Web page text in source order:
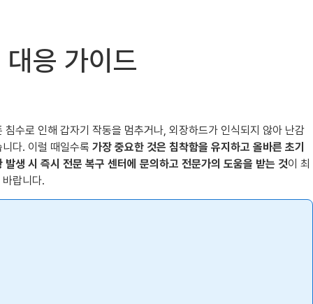
응 가이드
수로 인해 갑자기 작동을 멈추거나, 외장하드가 인식되지 않아 난감
다. 이럴 때일수록 가장 중요한 것은 침착함을 유지하고 올바른 초기
발생 시 즉시 전문 복구 센터에 문의하고 전문가의 도움을 받는 것이 최
랍니다.